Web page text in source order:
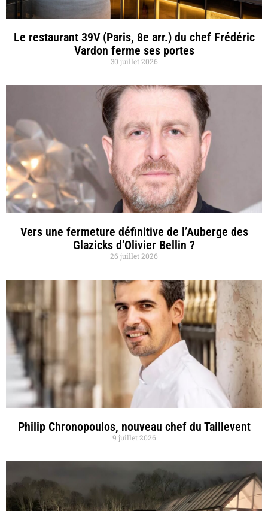
Le restaurant 39V (Paris, 8e arr.) du chef Frédéric
Vardon ferme ses portes
30 juillet 2026
Vers une fermeture définitive de l’Auberge des
Glazicks d’Olivier Bellin ?
26 juillet 2026
Philip Chronopoulos, nouveau chef du Taillevent
9 juillet 2026